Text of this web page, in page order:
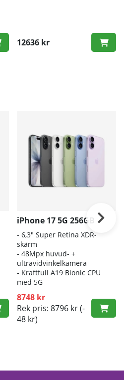
12636 kr
iPhone 17 5G 256GB
- 6,3" Super Retina XDR-
skärm
- 48Mpx huvud- +
ultravidvinkelkamera
- Kraftfull A19 Bionic CPU
med 5G
8748 kr
Rek pris: 8796 kr(-
48 kr)